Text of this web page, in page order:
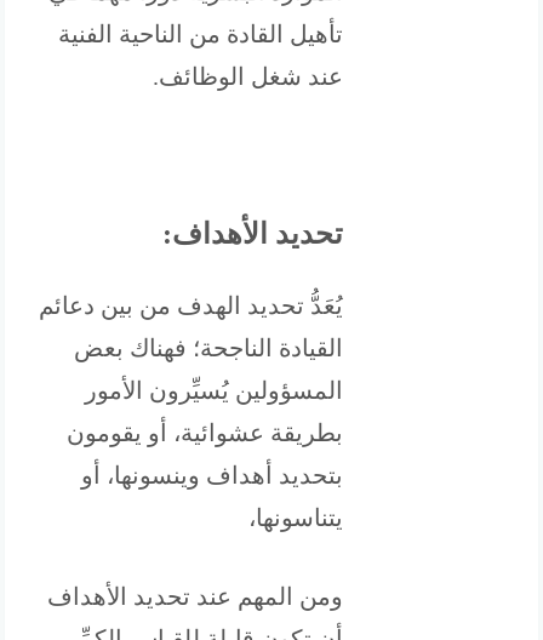
تأهيل القادة من الناحية الفنية
عند شغل الوظائف.
تحديد الأهداف:
يُعَدُّ تحديد الهدف من بين دعائم
القيادة الناجحة؛ فهناك بعض
المسؤولين يُسيِّرون الأمور
بطريقة عشوائية، أو يقومون
بتحديد أهداف وينسونها، أو
يتناسونها،
ومن المهم عند تحديد الأهداف